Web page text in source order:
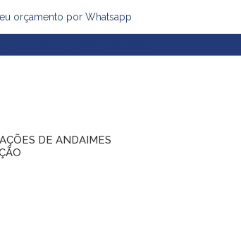
orçamento por Whatsapp
DE ANDAIMES